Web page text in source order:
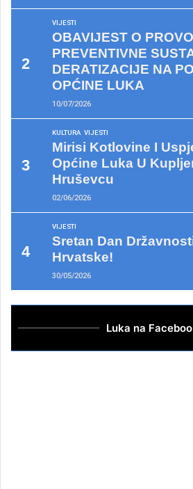
VIJESTI
OBAVIJEST O
PREVENTIVNE
DERATIZACIJE NA
OPĆINE LUKA
10/07/2026
KULTURA VIJESTI
Mirisi Kotlovine I
Općine Luka U
Hruševcu
02/06/2026
VIJESTI
Sretan Dan
Hrvatske!
30/05/2026
Luka na